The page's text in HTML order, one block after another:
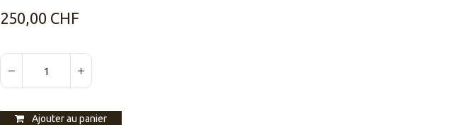
250,00 CHF
Ajouter au panier